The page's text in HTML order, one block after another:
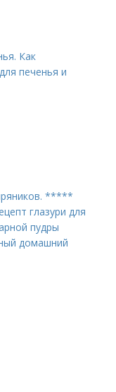
Как
печенья и
*****
глазури для
пудры
домашний